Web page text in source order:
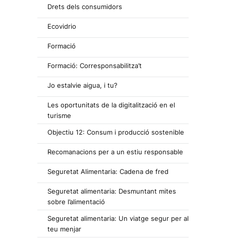
Drets dels consumidors
Ecovidrio
Formació
Formació: Corresponsabilitza’t
Jo estalvie aigua, i tu?
Les oportunitats de la digitalització en el
turisme
Objectiu 12: Consum i producció sostenible
Recomanacions per a un estiu responsable
Seguretat Alimentaria: Cadena de fred
Seguretat alimentaria: Desmuntant mites
sobre l’alimentació
Seguretat alimentaria: Un viatge segur per al
teu menjar